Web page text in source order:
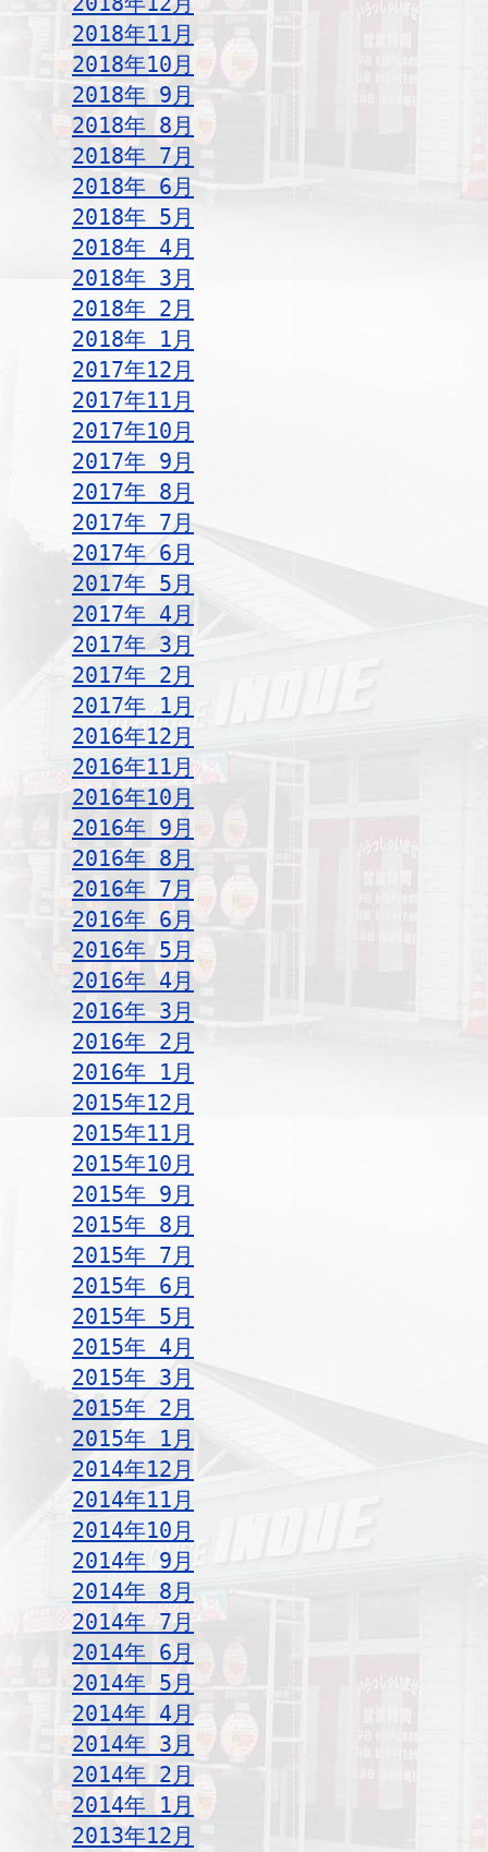
2018年11月
2018年10月
2018年 9月
2018年 8月
2018年 7月
2018年 6月
2018年 5月
2018年 4月
2018年 3月
2018年 2月
2018年 1月
2017年12月
2017年11月
2017年10月
2017年 9月
2017年 8月
2017年 7月
2017年 6月
2017年 5月
2017年 4月
2017年 3月
2017年 2月
2017年 1月
2016年12月
2016年11月
2016年10月
2016年 9月
2016年 8月
2016年 7月
2016年 6月
2016年 5月
2016年 4月
2016年 3月
2016年 2月
2016年 1月
2015年12月
2015年11月
2015年10月
2015年 9月
2015年 8月
2015年 7月
2015年 6月
2015年 5月
2015年 4月
2015年 3月
2015年 2月
2015年 1月
2014年12月
2014年11月
2014年10月
2014年 9月
2014年 8月
2014年 7月
2014年 6月
2014年 5月
2014年 4月
2014年 3月
2014年 2月
2014年 1月
2013年12月